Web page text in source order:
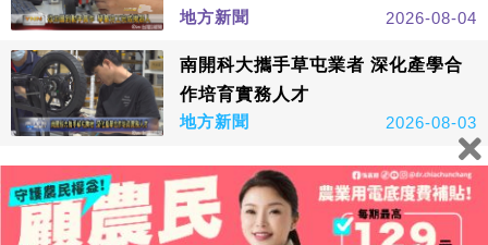
地方新聞
2026-08-04
南開科大攜手草屯業者 深化產學合
作培育實務人才
地方新聞
2026-08-03
看更多